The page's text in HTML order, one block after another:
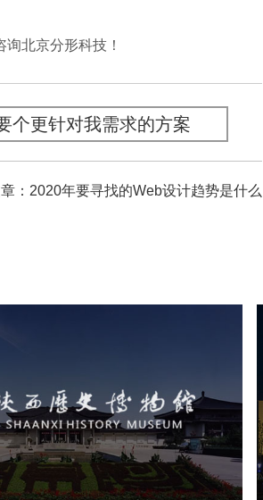
北京分形科技！
个更针对我需求的方案
：2020年要寻找的Web设计趋势是什么
术 博物馆
智慧博物馆
网站建设
景区网站建设